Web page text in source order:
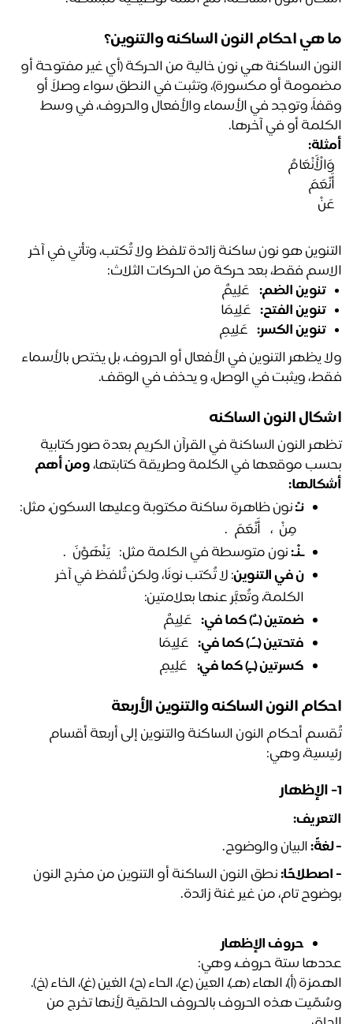
هي احكام النون الساكنه والتنوين؟
النون الساكنة هي نون خالية من الحركة (أي غير مفتوحة أو
مضمومة أو مكسورة)، وتثبت في النطق سواء وصلاً أو
وقفاً، وتوجد في الأسماء والأفعال والحروف، في وسط
أو في آخرها.
التنوين هو نون ساكنة زائدة تلفظ ولا تُكتب، وتأتي في آخر
فقط، بعد حركة من الحركات الثلاث:
تنوين الضم: ﴿عَلِيمٌ﴾
تنوين الفتح: ﴿عَلِيمًا﴾
تنوين الكسر: ﴿عَلِيمٍ﴾
ولا يظهر التنوين في الأفعال أو الحروف، بل يختص بالأسماء
ويثبت في الوصل، و يحذف في الوقف.
النون الساكنه
تظهر النون الساكنة في القرآن الكريم بعدة صور كتابية
موقعها في الكلمة وطريقة كتابتها،
ومن أهم
نـْ:
نون ظاهرة ساكنة مكتوبة وعليها السكون، مثل:
﴿مِنْ﴾، ﴿أَنْعَمَ﴾.
ـنْـ: نون متوسطة في الكلمة مثل: ﴿يَنْهَوْنَ﴾.
ن في التنوين
: لا تُكتب نونًا، ولكن تُلفظ في آخر
الكلمة، وتُعبَّر عنها بعلامتين:
ضمتين (ــٌ) كما في: ﴿عَلِيمٌ﴾
فتحتين (ــًـ) كما في: ﴿عَلِيمًا﴾
كسرتين (ــٍ) كما في: ﴿عَلِيمٍ﴾
النون الساكنه والتنوين الأربعة
تُقسم أحكام النون الساكنة والتنوين إلى أربعة أقسام
وهي:
البيان والوضوح.
نطق النون الساكنة أو التنوين من مخرج النون
تام، من غير غنة زائدة.
حروف الإظهار
ستة حروف، وهي:
(أ)، الهاء (هـ)، العين (ع)، الحاء (ح)، الغين (غ)، الخاء (خ).